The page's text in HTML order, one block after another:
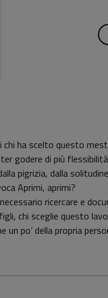
ha scelto questo
godere di più
pigrizia, dalla
Aprimi, aprimi?
ricercare e
chi sceglie questo
po’ della propria